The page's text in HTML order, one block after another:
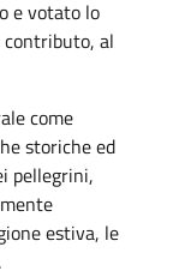
e votato lo
al
come
storiche ed
pellegrini,
estiva, le